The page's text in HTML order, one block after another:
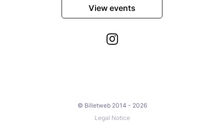
View events
© Billetweb 2014 - 2026
Legal Notice